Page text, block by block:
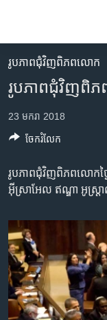
គេហទំព័រ​
រំលង​
និង​
ព័ត៌មាន​​
តែ​
រំលង​
និង​
ចូល​
ទៅ​
ទំព័រ​
រចនា
កម្ពុជា
អន្តរជាតិ
អាមេរិក
ហេឡូវីអូអេ
កម្ពុជាច្នៃប្រតិដ្ឋ
ព្រឹត្តិការណ៍ព័ត៌មាន
ទូរទស្សន៍ / វីដេអូ​
វិទ្យុ / ផតខាសថ៍
កម្មវិធីទាំងអស់
រូបភាព​ជុំ​វិញ​ពិភពលោក
រូបភាព​ជុំវិញ​ពិ
23 មករា 2018
រូបភាព​ជុំវិញ​ពិភពលោក​ថ្
អ៊ីស្រាអែល ឥណ្ឌា អូស្ត្
ចែករំលែក